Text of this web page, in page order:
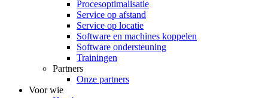
Procesoptimalisatie
Service op afstand
Service op locatie
Software en machines koppelen
Software ondersteuning
Trainingen
Partners
Onze partners
Voor wie